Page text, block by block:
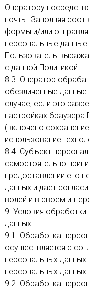
Оператору
почты. Заполняя
формы и/или
персональные данные
Пользователь
с данной Политикой.
8.3. Оператор
обезличенные
случае, если это
настройках браузера
(включено
использование
8.4. Субъект
самостоятельно
предоставлении его
данных и дает
волей и в своем
9. Условия обработки
данных
9.1. Обработка
осуществляется с
персональных данных
персональных данных.
9.2. Обработка